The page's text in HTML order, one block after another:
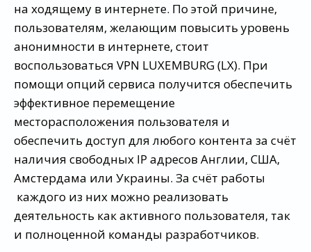
на ходящему в интернете. По этой причине,
пользователям, желающим повысить уровень
анонимности в интернете, стоит
воспользоваться VPN LUXEMBURG (LX). При
помощи опций сервиса получится обеспечить
эффективное перемещение
месторасположения пользователя и
обеспечить доступ для любого контента за счёт
наличия свободных IP адресов Англии, США,
Амстердама или Украины. За счёт работы
каждого из них можно реализовать
деятельность как активного пользователя, так
и полноценной команды разработчиков.